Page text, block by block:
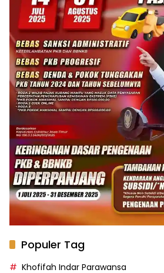
Populer Tag
Khofifah Indar Parawansa